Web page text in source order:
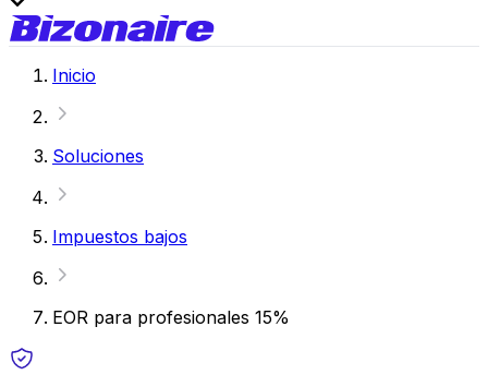
Inicio
Soluciones
Impuestos bajos
EOR para profesionales 15%